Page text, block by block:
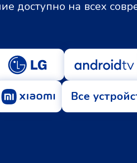
доступно на всех
Все